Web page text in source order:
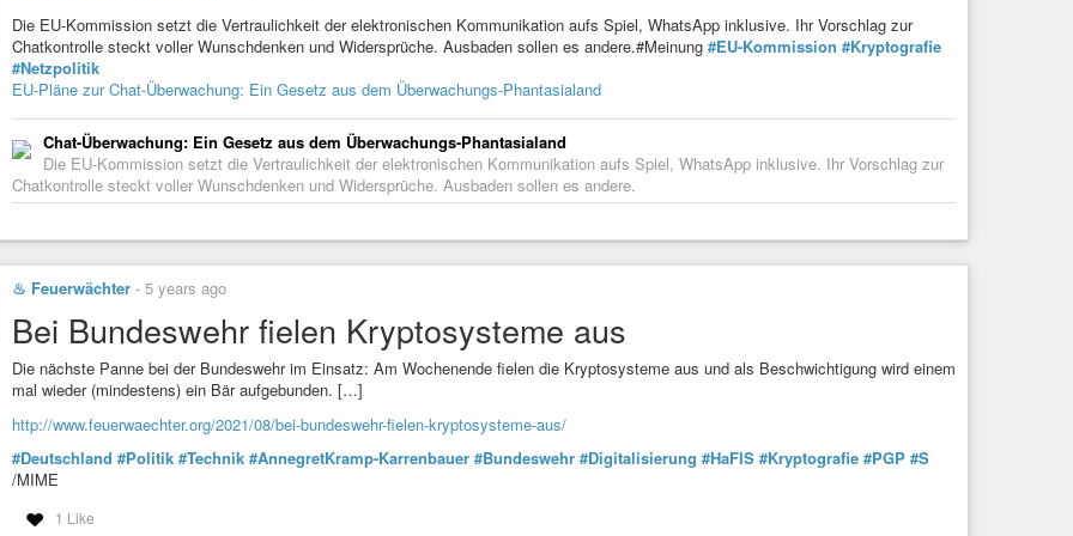
Originally posted at:
https://word.undead-network.de/2022/10/22/12-kapitel-radikale-aufklaerung-individuelle-kryptografie/
liegen, sondern müssen frei sein und als offene Quelle vorliegen. Das kryptografische Werkzeug an sich darf also selbst keine
Geheimnisse beinhalten. Das Geheimnis zur Verschlüsselung, der Schlüssel muss in der Hand des einzelnen Individuums liegen,
genau wie ein Schlüssel, mit dem man seine Wohnungstür verschließt, bevor man privaten Vorlieben nachgeht.
(5) Permanent Record (2019) Edward Snowden ISBN 9781529035650
#kryptografie #privatheit #privatsphaere #radikale-aufklaerung
Originally posted at:https://word.undead-network.de/2022/09/26/8-kapitel-radikale-aufklaerung-die-rueckeroberung-der-privatheit/
audio:https://reverendelvis.de/wp-content/uploads/2022/09/Die-Rueckeroberung-der-Privatheit.mp3
Die Rückeroberung der Privatheit
Kant sieht in seinem Gesellschaftsvertrag die Vernunft in eine private und eine öffentliche Vernunft geteilt. Private Vernunft ist dabei
die Art von Vernunft, die wir im...
Die EU-Kommission setzt die Vertraulichkeit der elektronischen Kommunikation aufs Spiel, WhatsApp inklusive. Ihr Vorschlag zur
Chatkontrolle steckt voller Wunschdenken und Widersprüche. Ausbaden sollen es andere.#Meinung #EU-Kommission #Kryptografie
#Netzpolitik
EU-Pläne zur Chat-Überwachung: Ein Gesetz aus dem Überwachungs-Phantasialand
Chat-Überwachung: Ein Gesetz aus dem Überwachungs-Phantasialand
Die EU-Kommission setzt die Vertraulichkeit der elektronischen Kommunikation aufs Spiel, WhatsApp inklusive. Ihr Vorschlag zur
Chatkontrolle steckt voller Wunschdenken und Widersprüche. Ausbaden sollen es andere.
♨ Feuerwächter - 5 years ago
Bei Bundeswehr fielen Kryptosysteme aus
Die nächste Panne bei der Bundeswehr im Einsatz: Am Wochenende fielen die Kryptosysteme aus und als Beschwichtigung wird einem
mal wieder (mindestens) ein Bär aufgebunden. […]
http://www.feuerwaechter.org/2021/08/bei-bundeswehr-fielen-kryptosysteme-aus/
#Deutschland #Politik #Technik #AnnegretKramp-Karrenbauer #Bundeswehr #Digitalisierung #HaFIS #Kryptografie #PGP #S
/MIME
1 Like